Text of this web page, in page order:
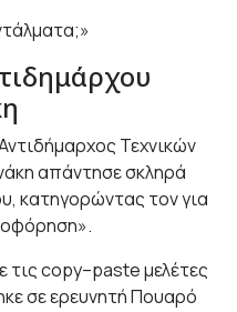
Τεχνικών
απάντησε σκληρά
κατηγορώντας τον για
copy–paste μελέτες
σε ερευνητή Πουαρό